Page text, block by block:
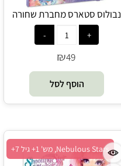
נבולוס סטארס מחברת שחורה
קורליה - Nebulous Stars
₪49
הוסף לסל
Nebulous Stars, מש' 1+ גיל 7+